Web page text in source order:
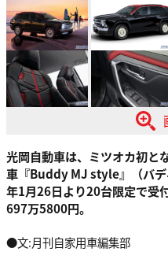
光岡自動車は、ミツオカ初と
車『Buddy MJ style』（バ
年1月26日より20台限定で受
697万5800円。
●文:月刊自家用車編集部